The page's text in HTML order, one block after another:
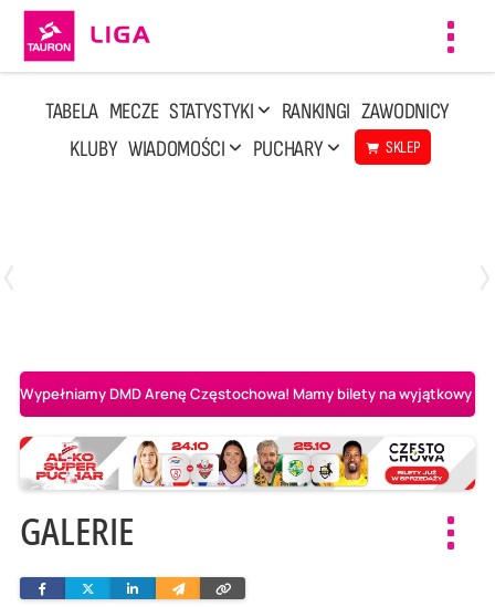
TABELA MECZE STATYSTYKI RANKINGI ZAWODNICY
KLUBY WIADOMOŚCI PUCHARY SKLEP
Wypełniamy DMD Arenę Częstochowa! Mamy bilety na wyjątkowy
GALERIE
FacebookTwitterLinkedinWyślij
e-
Skopiuj
link